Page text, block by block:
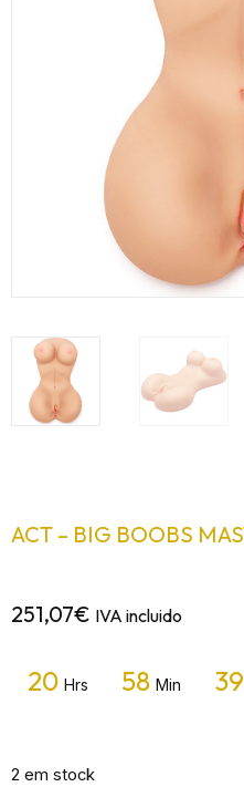
ACT – BIG BOOBS
251,07€ IVA incluido
20 Hrs 58 Min 39
2 em stock